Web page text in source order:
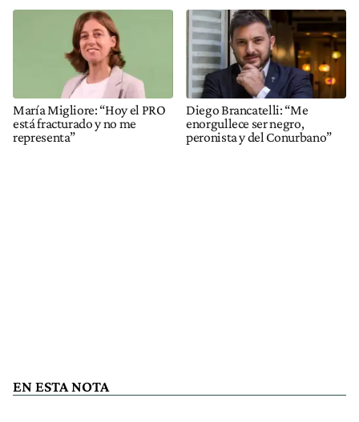
María Migliore: “Hoy el PRO
está fracturado y no me
representa”
Diego Brancatelli: “Me
enorgullece ser negro,
peronista y del Conurbano”
EN ESTA NOTA